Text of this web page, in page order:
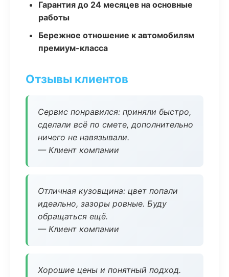
Гарантия до 24 месяцев на основные
работы
Бережное отношение к автомобилям
премиум-класса
Отзывы клиентов
Сервис понравился: приняли быстро,
сделали всё по смете, дополнительно
ничего не навязывали.
— Клиент компании
Отличная кузовщина: цвет попали
идеально, зазоры ровные. Буду
обращаться ещё.
— Клиент компании
Хорошие цены и понятный подход.